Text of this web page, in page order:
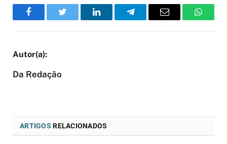
FacebookTwitter LinkedInTelegramEmail
Da Redação
ARTIGOS RELACIONADOS